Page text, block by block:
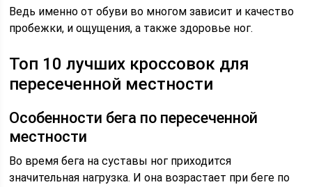
Ведь именно от обуви во многом зависит и качество
пробежки, и ощущения, а также здоровье ног.
Топ 10 лучших кроссовок для
пересеченной местности
Особенности бега по пересеченной
местности
Во время бега на суставы ног приходится
значительная нагрузка. И она возрастает при беге по